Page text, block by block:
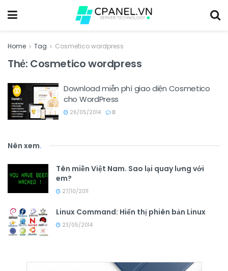
Home Tag Cosmetico wordpress
Thẻ: Cosmetico wordpress
Download miễn phí giao diện Cosmetico
cho WordPress
26/05/2014 0
Nên xem.
Tên miền Việt Nam. Sao lại quay lưng với
em?
27/10/2011
Linux Command: Hiển thị phiên bản Linux
23/05/2014